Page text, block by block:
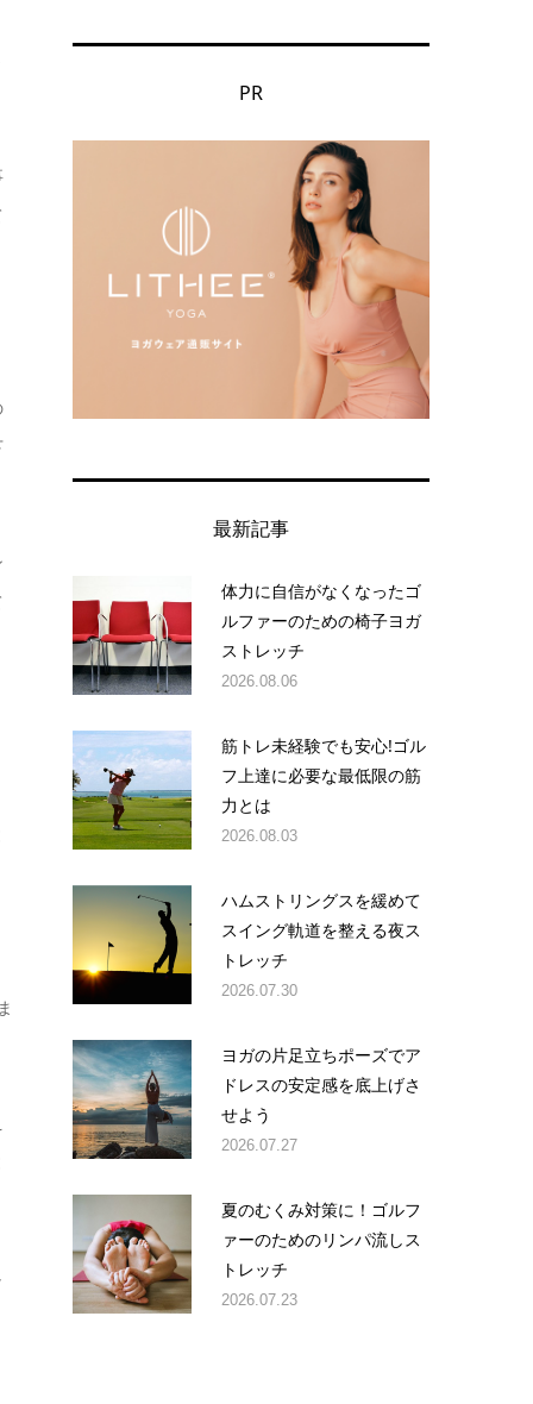
PR
最新記事
体力に自信がなくなったゴ
ルファーのための椅子ヨガ
ストレッチ
2026.08.06
筋トレ未経験でも安心!ゴル
フ上達に必要な最低限の筋
力とは
2026.08.03
ハムストリングスを緩めて
スイング軌道を整える夜ス
トレッチ
2026.07.30
ヨガの片足立ちポーズでア
ドレスの安定感を底上げさ
せよう
2026.07.27
夏のむくみ対策に！ゴルフ
ァーのためのリンパ流しス
トレッチ
2026.07.23